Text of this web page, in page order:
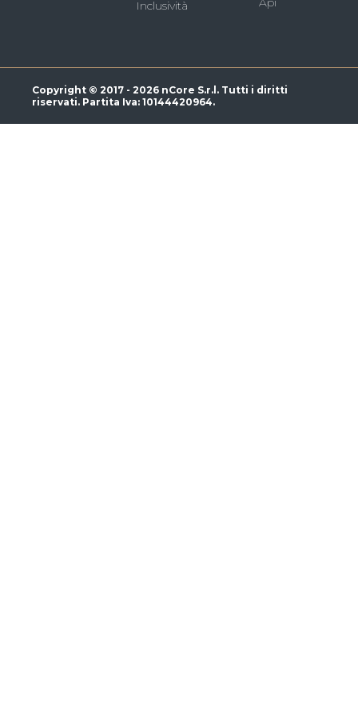
Inclusività
Copyright © 2017 - 2026 nCore S.r.l. Tutti i diritti
riservati. Partita Iva: 10144420964.